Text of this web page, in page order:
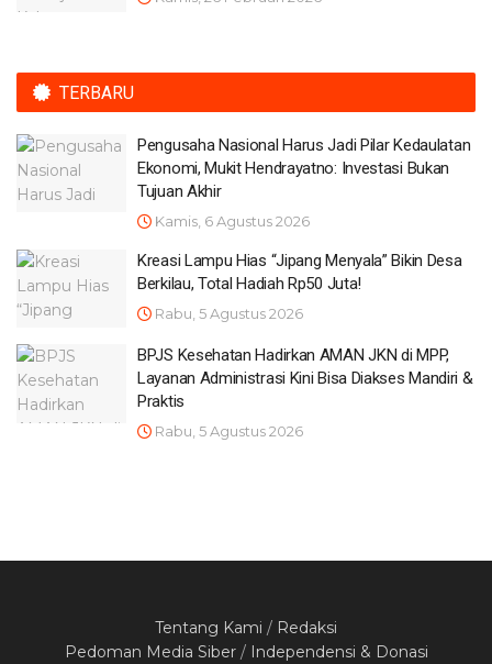
TERBARU
Pengusaha Nasional Harus Jadi Pilar Kedaulatan
Ekonomi, Mukit Hendrayatno: Investasi Bukan
Tujuan Akhir
Kamis, 6 Agustus 2026
Kreasi Lampu Hias “Jipang Menyala” Bikin Desa
Berkilau, Total Hadiah Rp50 Juta!
Rabu, 5 Agustus 2026
BPJS Kesehatan Hadirkan AMAN JKN di MPP,
Layanan Administrasi Kini Bisa Diakses Mandiri &
Praktis
Rabu, 5 Agustus 2026
Tentang Kami / Redaksi
Pedoman Media Siber/ Independensi & Donasi